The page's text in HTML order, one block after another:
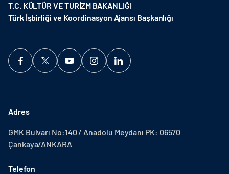
T.C. KÜLTÜR VE TURİZM BAKANLIĞI
Türk İşbirliği ve Koordinasyon Ajansı Başkanlığı
Adres
GMK Bulvarı No:140 / Anadolu Meydanı PK: 06570
Çankaya/ANKARA
Telefon